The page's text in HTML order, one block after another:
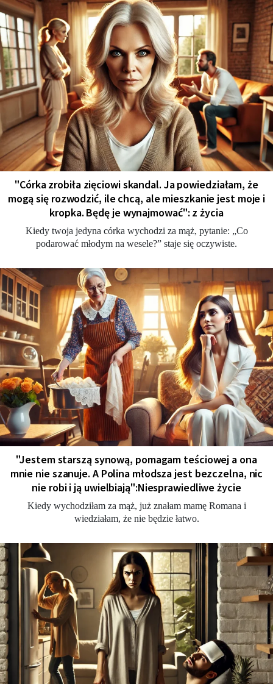
"Córka zrobiła zięciowi skandal. Ja powiedziałam, że
mogą się rozwodzić, ile chcą, ale mieszkanie jest moje i
kropka. Będę je wynajmować": z życia
Kiedy twoja jedyna córka wychodzi za mąż, pytanie: „Co
podarować młodym na wesele?” staje się oczywiste.
"Jestem starszą synową, pomagam teściowej a ona
mnie nie szanuje. A Polina młodsza jest bezczelna, nic
nie robi i ją uwielbiają":Niesprawiedliwe życie
Kiedy wychodziłam za mąż, już znałam mamę Romana i
wiedziałam, że nie będzie łatwo.